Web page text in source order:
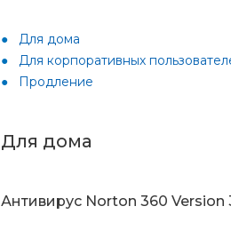
Для дома
Для корпоративных
Продление
Для дома
Антивирус Norton 360 Version